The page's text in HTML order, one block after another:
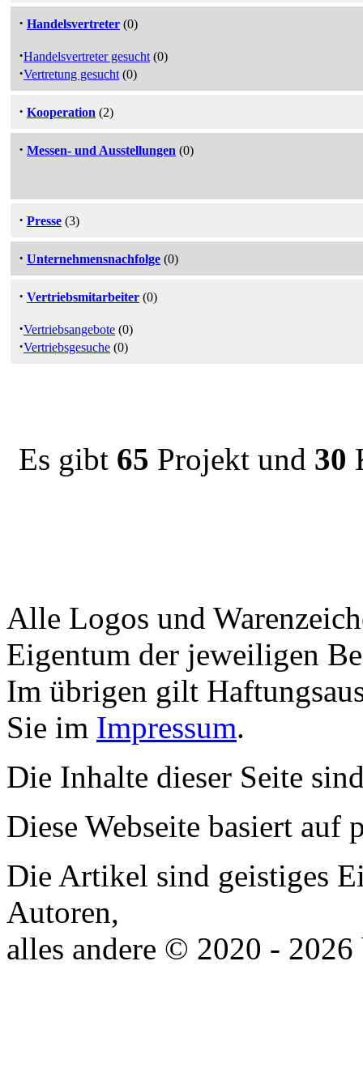
· Handelsvertreter (0)
·Handelsvertreter gesucht (0)
·Vertretung gesucht (0)
· Kooperation (2)
· Messen- und Ausstellungen (0)
· Presse (3)
· Unternehmensnachfolge (0)
· Vertriebsmitarbeiter (0)
·Vertriebsangebote (0)
·Vertriebsgesuche (0)
Es gibt 65 Projekt und 30
Alle Logos und
Eigentum der jeweiligen
Im übrigen gilt
Sie im Impressum.
Die Inhalte dieser Seite
Diese Webseite basiert auf
Die Artikel sind geistiges
Autoren,
alles andere © 2020 -